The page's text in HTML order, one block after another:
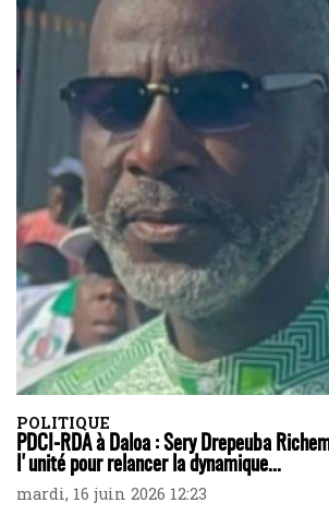
POLITIQUE
PDCI-RDA à Daloa : Sery Drepeuba
l'unité pour relancer la dynamique...
mardi, 16 juin 2026 12:23